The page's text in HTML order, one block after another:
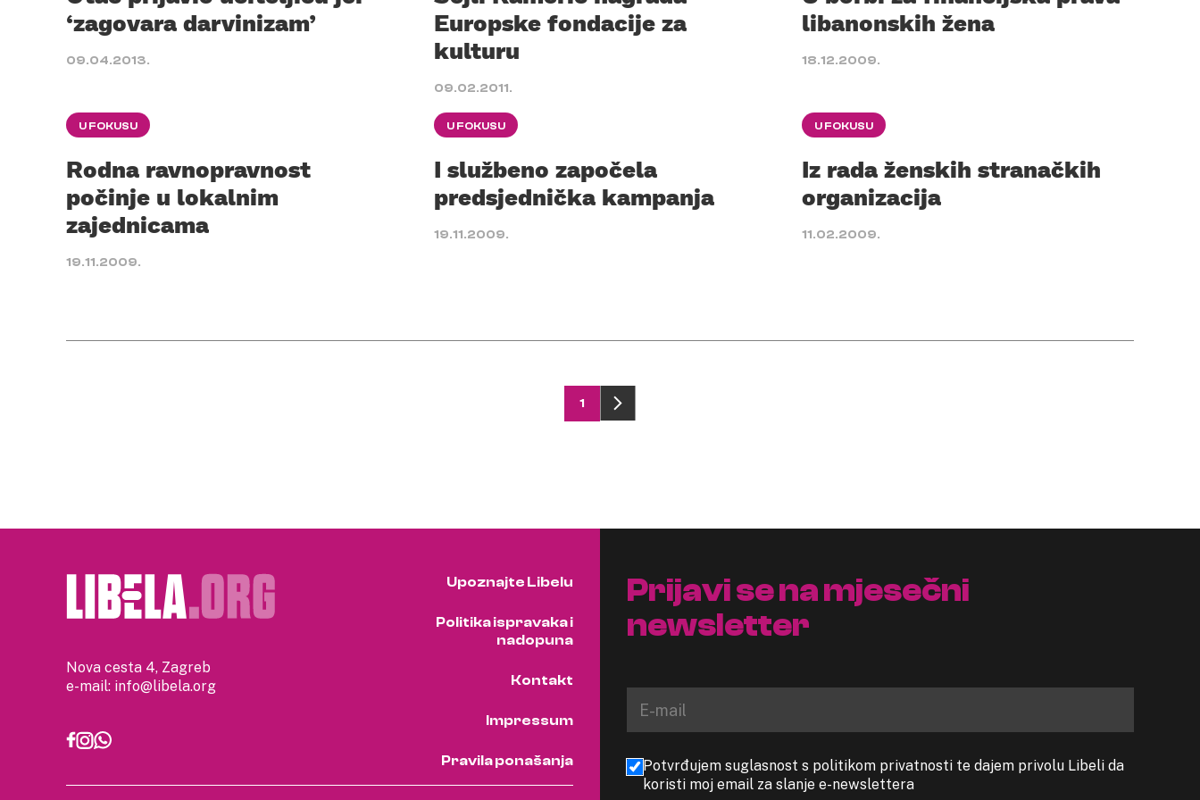
‘zagovara darvinizam’
09.04.2013.
Europske fondacije za
kulturu
09.02.2011.
libanonskih žena
18.12.2009.
U FOKUSU
Rodna ravnopravnost
počinje u lokalnim
zajednicama
19.11.2009.
U FOKUSU
I službeno započela
predsjednička kampanja
19.11.2009.
U FOKUSU
Iz rada ženskih stranačkih
organizacija
11.02.2009.
1
Nova cesta 4, Zagreb
e-mail: info@libela.org
Upoznajte Libelu
Politika ispravaka i
nadopuna
Kontakt
Impressum
Pravila ponašanja
Prijavi se na mjesečni
newsletter
Potvrđujem suglasnost s politikom privatnosti te dajem privolu Libeli da
koristi moj email za slanje e-newslettera